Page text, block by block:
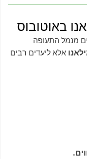
באוטובוס
מנמל התעופה
אלא ליעדים רבים